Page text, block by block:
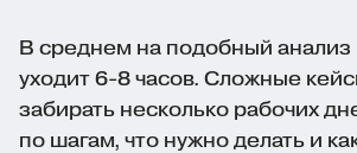
В среднем на подобный анализ
уходит 6-8 часов. Сложные
забирать несколько рабочих
по шагам, что нужно делать и